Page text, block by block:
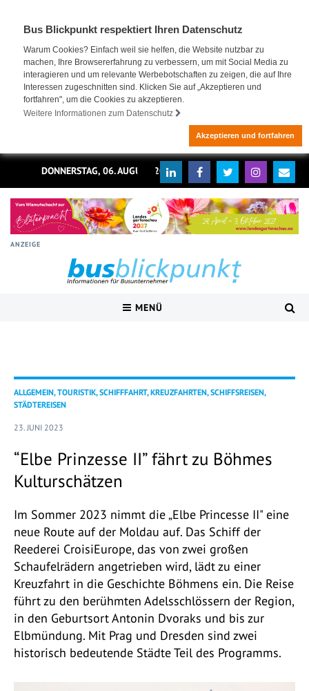
Bus Blickpunkt respektiert Ihren Datenschutz
Warum Cookies? Einfach weil sie helfen, die Website nutzbar zu
machen, Ihre Browsererfahrung zu verbessern, um mit Social Media zu
interagieren und um relevante Werbebotschaften zu zeigen, die auf Ihre
Interessen zugeschnitten sind. Klicken Sie auf „Akzeptieren und
fortfahren", um die Cookies zu akzeptieren.
Weitere Informationen zum Datenschutz
Akzeptieren und fortfahren
DONNERSTAG, 06. AUGUST 2026
ANZEIGE
MENÜ
ALLGEMEIN, TOURISTIK, SCHIFFFAHRT, KREUZFAHRTEN, SCHIFFSREISEN,
STÄDTEREISEN
23. JUNI 2023
“Elbe Prinzesse II” fährt zu Böhmes
Kulturschätzen
Im Sommer 2023 nimmt die „Elbe Princesse II" eine
neue Route auf der Moldau auf. Das Schiff der
Reederei CroisiEurope, das von zwei großen
Schaufelrädern angetrieben wird, lädt zu einer
Kreuzfahrt in die Geschichte Böhmens ein. Die Reise
führt zu den berühmten Adelsschlössern der Region,
in den Geburtsort Antonin Dvoraks und bis zur
Elbmündung. Mit Prag und Dresden sind zwei
historisch bedeutende Städte Teil des Programms.